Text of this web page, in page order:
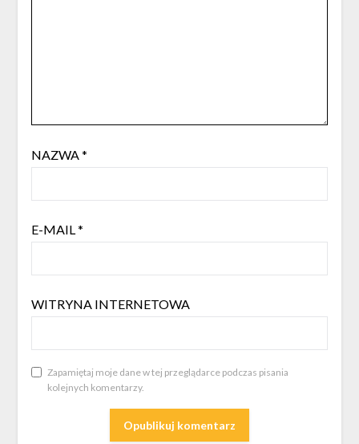
NAZWA*
E-MAIL*
WITRYNA INTERNETOWA
Zapamiętaj moje dane w tej przeglądarce podczas pisania
kolejnych komentarzy.